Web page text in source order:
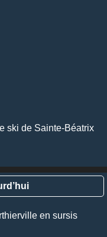
ski de Sainte-Béatrix
en sursis